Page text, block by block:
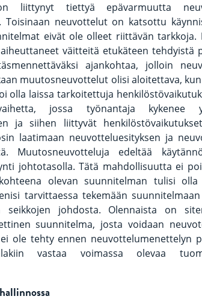
liittynyt tiettyä epävarmuutta
Toisinaan neuvottelut on katsottu
eivät ole olleet riittävän tarkkoja.
väitteitä etukäteen tehdyistä
ajankohtaa, jolloin
muutosneuvottelut olisi aloitettava,
olla laissa tarkoitettuja
jossa työnantaja kykenee
ja siihen liittyvät
laatimaan neuvotteluesityksen ja
Muutosneuvotteluja edeltää
johtotasolla. Tätä mahdollisuutta ei
olevan suunnitelman tulisi olla
tarvittaessa tekemään
seikkojen johdosta. Olennaista on
suunnitelma, josta voidaan
ole tehty ennen neuvottelumenettelyn
vastaa voimassa olevaa